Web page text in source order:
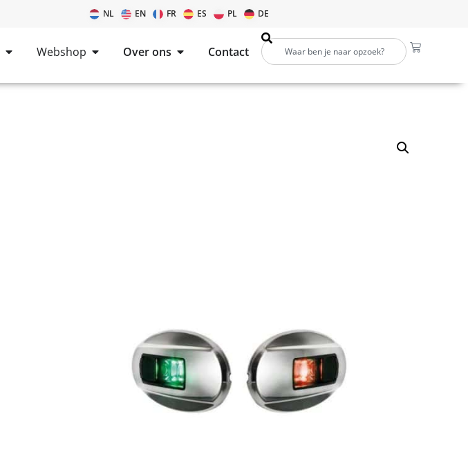
NL EN FR ES PL DE
Webshop Over ons Contact